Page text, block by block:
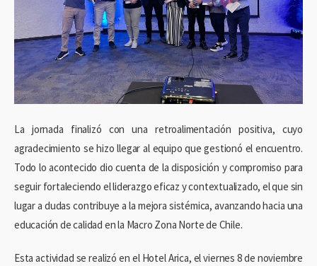
La jornada finalizó con una retroalimentación positiva, cuyo
agradecimiento se hizo llegar al equipo que gestionó el encuentro.
Todo lo acontecido dio cuenta de la disposición y compromiso para
seguir fortaleciendo el liderazgo eficaz y contextualizado, el que sin
lugar a dudas contribuye a la mejora sistémica, avanzando hacia una
educación de calidad en la Macro Zona Norte de Chile.
Esta actividad se realizó en el Hotel Arica, el viernes 8 de noviembre